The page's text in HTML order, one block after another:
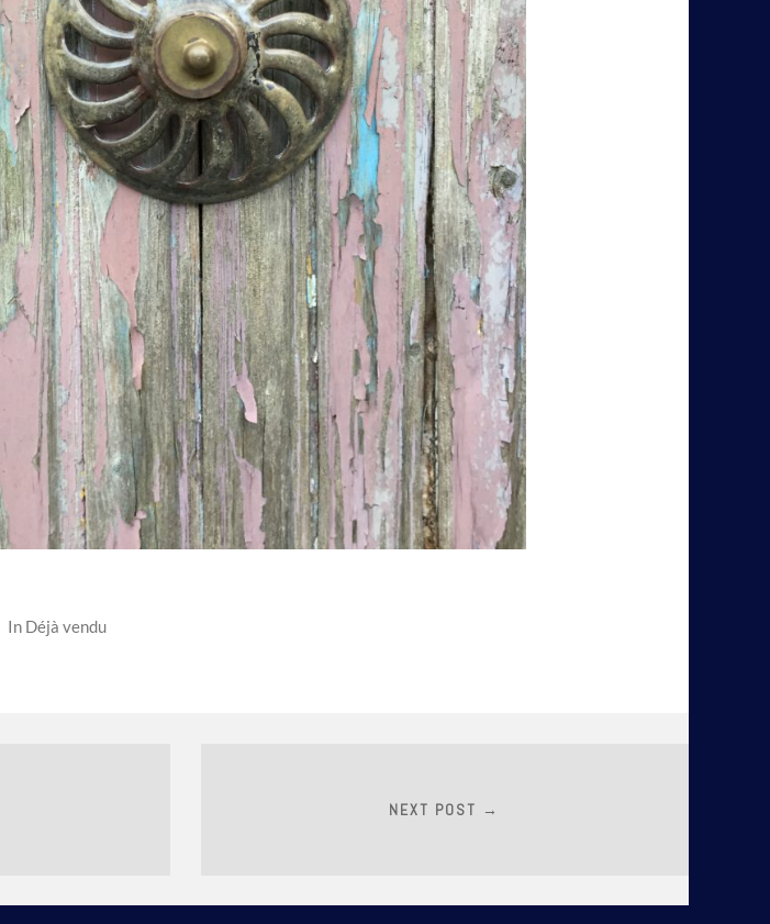
In Déjà vendu
NEXT POST →